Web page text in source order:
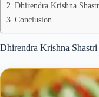
Dhirendra Krishna
Conclusion
Dhirendra Krishna